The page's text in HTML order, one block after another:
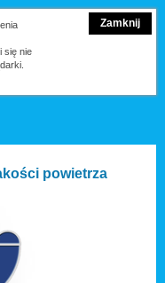
Zamknij
się nie
powietrza